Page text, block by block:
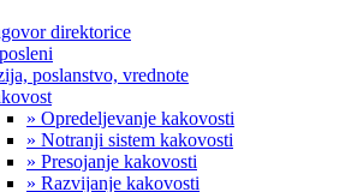
direktorice
poslanstvo, vrednote
» Opredeljevanje kakovosti
» Notranji sistem kakovosti
» Presojanje kakovosti
» Razvijanje kakovosti